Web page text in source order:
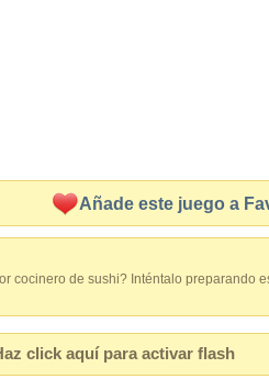
Añade este juego a
cocinero de sushi? Inténtalo preparando
click aquí para activar flash